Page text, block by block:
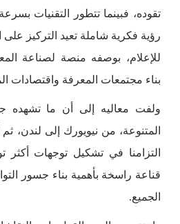
تقوده، فبينما تتطور التقنيات
رؤية فكرية شاملة تعيد التركيز على
للإعلام، بوصفه منصة لصناعة
بناء مجتمعات المعرفة واقتصادات
ولفت معاليه إلى أن ما تشهده
المتنوعة، من نيويورك إلى لندن،
التزامنا في تشكيل توجهات أكثر
قناعة راسخة بأهمية بناء جسور
الجميع.